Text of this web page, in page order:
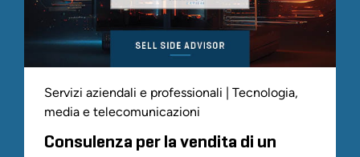
Servizi aziendali e professionali | Tecnologia,
media e telecomunicazioni
Consulenza per la vendita di un